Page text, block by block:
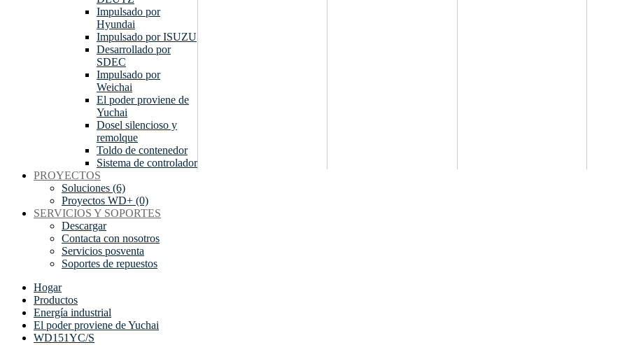
Impulsado por
Hyundai
Impulsado por ISUZU
Desarrollado por
SDEC
Impulsado por
Weichai
El poder proviene de
Yuchai
Dosel silencioso y
remolque
Toldo de contenedor
Sistema de controlador
PROYECTOS
Soluciones (6)
Proyectos WD+ (0)
SERVICIOS Y SOPORTES
Descargar
Contacta con nosotros
Servicios posventa
Soportes de repuestos
Hogar
Productos
Energía industrial
El poder proviene de Yuchai
WD151YC/S